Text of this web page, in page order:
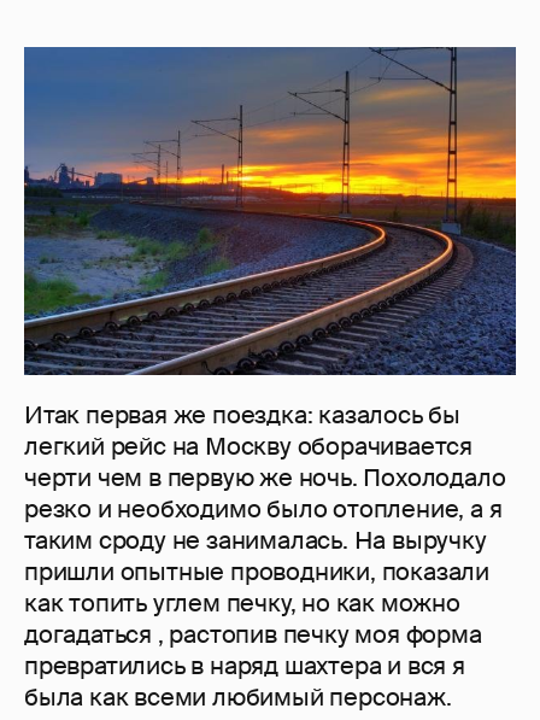
Итак первая же поездка: казалось бы
легкий рейс на Москву оборачивается
черти чем в первую же ночь. Похолодало
резко и необходимо было отопление, а я
таким сроду не занималась. На выручку
пришли опытные проводники, показали
как топить углем печку, но как можно
догадаться , растопив печку моя форма
превратились в наряд шахтера и вся я
была как всеми любимый персонаж.